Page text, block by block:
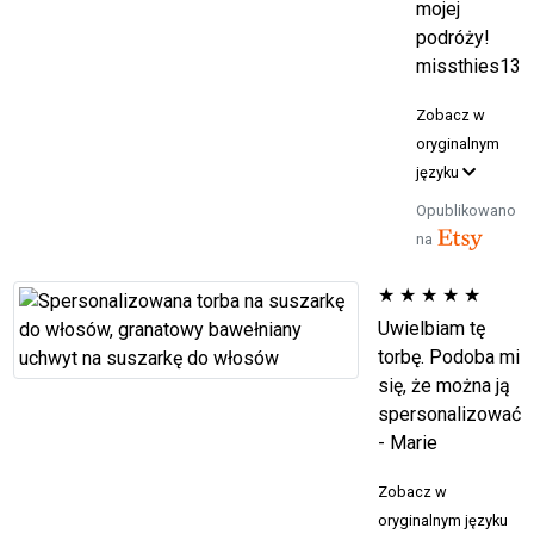
mojej
podróży!
missthies13
Zobacz w
oryginalnym
języku
Opublikowano
na
★ ★ ★ ★ ★
Uwielbiam tę
torbę. Podoba mi
się, że można ją
spersonalizować
- Marie
Zobacz w
oryginalnym języku